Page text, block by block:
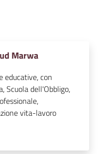
Marwa
educative, con
Scuola dell'Obbligo,
vita-lavoro